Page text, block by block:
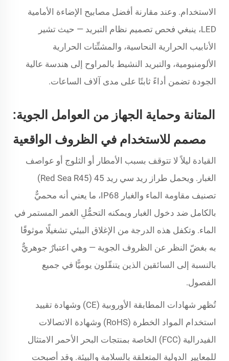
الاستخدام. وعند مقارنة أفضل مصابيح الإضاءة الأمامية
LED، ينبغي فحص تصميم نظام التبريد — حيث تشير
الأنابيب الحرارية النحاسية، والمشتِّتات الحرارية
الألومنيومية، والتبريد النشيط بالمراوح إلى هندسة عالية
الجودة تضمن أداءً ثابتًا على مدى آلاف الساعات.
المتانة وحماية الجهاز من العوامل الجوية:
مصمم للاستخدام في الظروف الواقعية
القيادة ليلاً لا تتوقف بسبب الأمطار أو الثلوج أو عواصف
الغبار. ويحمل طراز ريد سي ريد 45 (Red Sea R45)
تصنيف مقاومة الماء والغبار IP68، ما يعني أنه محميٌّ
بالكامل ضد دخول الغبار ويمكنه التحمُّلِ الغمر المستمر في
الماء. وتكفل هذه الدرجة من الإغلاق البيئي تشغيلًا موثوقًا
به بغضّ النظر عن الظروف الجوية — وهي اعتبارٌ جوهريٌّ
بالنسبة إلى السائقين الذين يتنقّلون يوميًّا في جميع
الفصول.
تُظهر شهادات المطابقة الأوروبية (CE) وشهادة تقييد
استخدام المواد الخطرة (RoHS) وشهادة الاتصالات
الفيدرالية (FCC) الخاصة بمنتجات البحر الأحمر الامتثال
للمعايير الدولية المتعلقة بالسلامة والبيئة. وقد أصبحت